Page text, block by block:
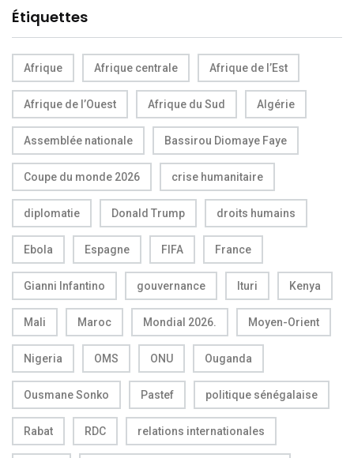
Étiquettes
Afrique Afrique centrale Afrique de l’Est
Afrique de l’Ouest Afrique du Sud Algérie
Assemblée nationale Bassirou Diomaye Faye
Coupe du monde 2026 crise humanitaire
diplomatie Donald Trump droits humains
Ebola Espagne FIFA France
Gianni Infantino gouvernance Ituri Kenya
Mali Maroc Mondial 2026. Moyen-Orient
Nigeria OMS ONU Ouganda
Ousmane Sonko Pastef politique sénégalaise
Rabat RDC relations internationales